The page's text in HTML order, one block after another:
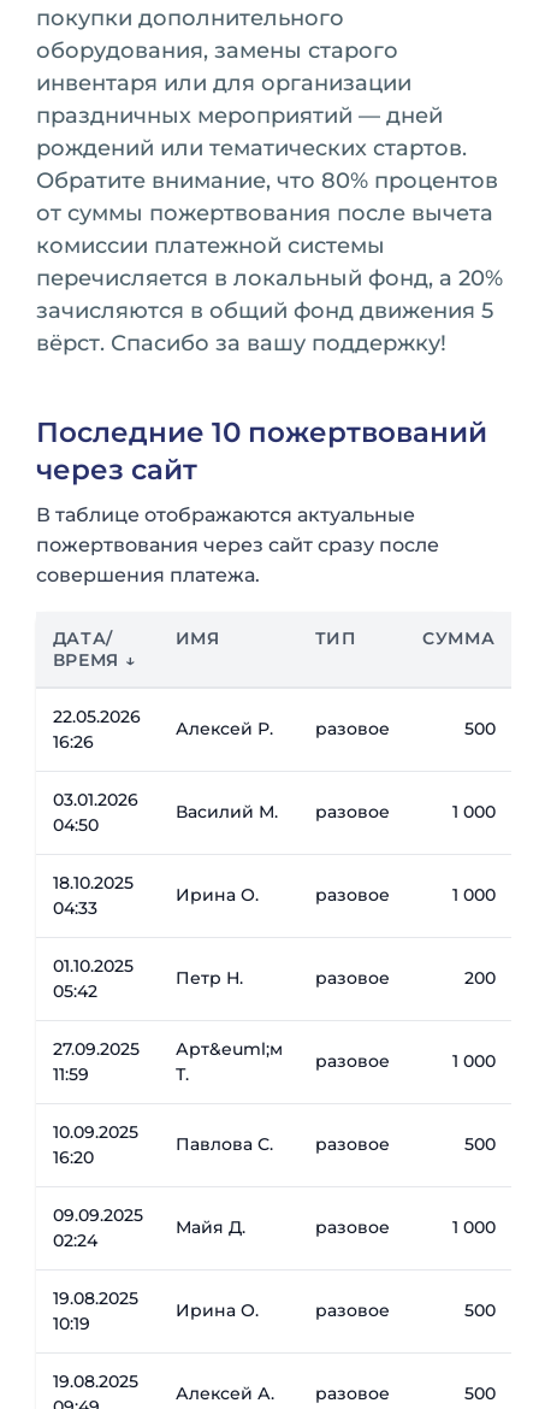
покупки дополнительного
оборудования, замены старого
инвентаря или для организации
праздничных мероприятий — дней
рождений или тематических стартов.
Обратите внимание, что 80% процентов
от суммы пожертвования после вычета
комиссии платежной системы
перечисляется в локальный фонд, а 20%
зачисляются в общий фонд движения 5
вёрст. Спасибо за вашу поддержку!
Последние 10 пожертвований
через сайт
В таблице отображаются актуальные
пожертвования через сайт сразу после
совершения платежа.
ДАТА/
ВРЕМЯ ↓
ИМЯ ТИП СУММА
22.05.2026
16:26
Алексей Р. разовое 500
03.01.2026
04:50
Василий М. разовое 1 000
18.10.2025
04:33
Ирина О. разовое 1 000
01.10.2025
05:42
Петр Н. разовое 200
27.09.2025
11:59
Арт&euml;м
Т.
разовое 1 000
10.09.2025
16:20
Павлова С. разовое 500
09.09.2025
02:24
Майя Д. разовое 1 000
19.08.2025
10:19
Ирина О. разовое 500
19.08.2025
Алексей А. разовое 500